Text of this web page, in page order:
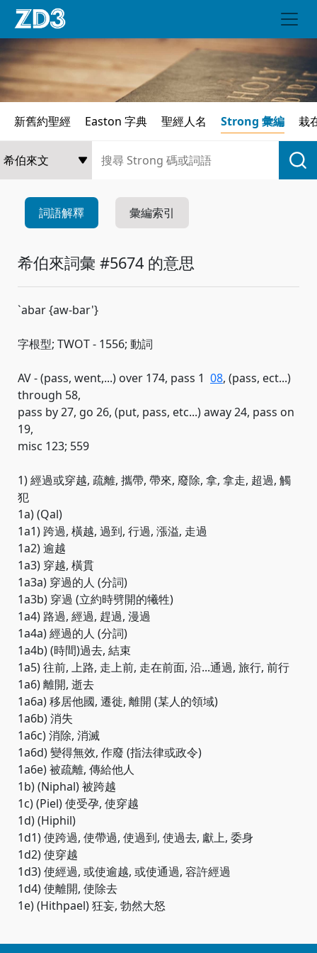
新舊約聖經 Easton 字典 聖經人名 Strong 彙編 栽
詞語解釋 彙編索引
希伯來詞彙 #5674 的意思
`abar {aw-bar'}
字根型; TWOT - 1556; 動詞
AV - (pass, went,...) over 174, pass 1 08, (pass, ect...)
through 58,
pass by 27, go 26, (put, pass, etc...) away 24, pass on
19,
misc 123; 559
1) 經過或穿越, 疏離, 攜帶, 帶來, 廢除, 拿, 拿走, 超過, 觸
犯
1a) (Qal)
1a1) 跨過, 橫越, 過到, 行過, 漲溢, 走過
1a2) 逾越
1a3) 穿越, 橫貫
1a3a) 穿過的人 (分詞)
1a3b) 穿過 (立約時劈開的犧牲)
1a4) 路過, 經過, 趕過, 漫過
1a4a) 經過的人 (分詞)
1a4b) (時間)過去, 結束
1a5) 往前, 上路, 走上前, 走在前面, 沿...通過, 旅行, 前行
1a6) 離開, 逝去
1a6a) 移居他國, 遷徙, 離開 (某人的領域)
1a6b) 消失
1a6c) 消除, 消滅
1a6d) 變得無效, 作廢 (指法律或政令)
1a6e) 被疏離, 傳給他人
1b) (Niphal) 被跨越
1c) (Piel) 使受孕, 使穿越
1d) (Hiphil)
1d1) 使跨過, 使帶過, 使過到, 使過去, 獻上, 委身
1d2) 使穿越
1d3) 使經過, 或使逾越, 或使通過, 容許經過
1d4) 使離開, 使除去
1e) (Hithpael) 狂妄, 勃然大怒